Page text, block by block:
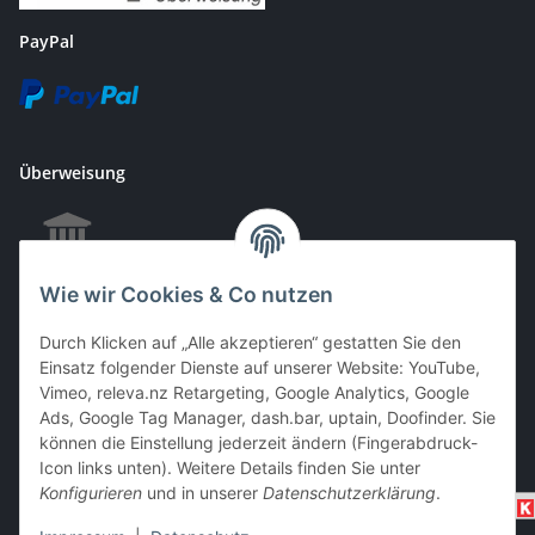
Wie wir Cookies & Co nutzen
Durch Klicken auf „Alle akzeptieren“ gestatten Sie den
Einsatz folgender Dienste auf unserer Website: YouTube,
Vimeo, releva.nz Retargeting, Google Analytics, Google
Ads, Google Tag Manager, dash.bar, uptain, Doofinder. Sie
können die Einstellung jederzeit ändern (Fingerabdruck-
Icon links unten). Weitere Details finden Sie unter
Konfigurieren und in unserer Datenschutzerklärung.
PayPal
Überweisung
EC & Kreditkartenzahlung bei Abholung
Barzahlung bei Abholung